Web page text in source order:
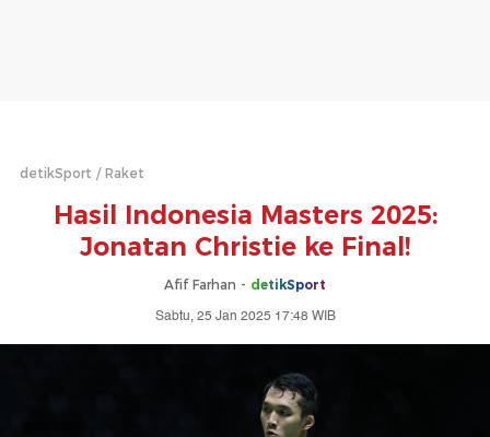
detikSport Raket
Hasil Indonesia Masters 2025:
Jonatan Christie ke Final!
Afif Farhan - detikSport
Sabtu, 25 Jan 2025 17:48 WIB